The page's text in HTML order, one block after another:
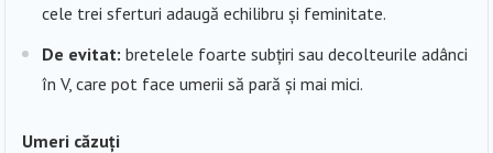
cele trei sferturi adaugă echilibru și feminitate.
De evitat: bretelele foarte subțiri sau decolteurile adânci
în V, care pot face umerii să pară și mai mici.
Umeri căzuți